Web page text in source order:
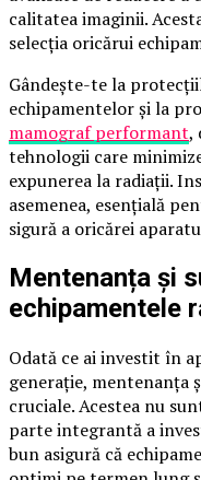
calitatea imaginii.
selecția oricărui
Gândește-te la
echipamentelor și la
mamograf performant,
tehnologii care
expunerea la radiații.
asemenea, esențială
sigură a oricărei
Mentenanța și
echipamentele
Odată ce ai investit în
generație, mentenanța
cruciale. Acestea nu
parte integrantă a
bun asigură că